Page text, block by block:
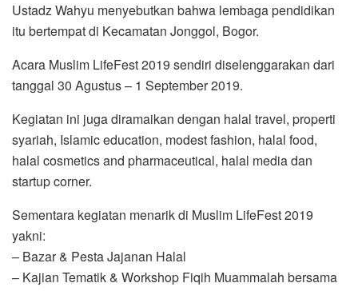
Ustadz Wahyu menyebutkan bahwa lembaga pendidikan
itu bertempat di Kecamatan Jonggol, Bogor.
Acara Muslim LifeFest 2019 sendiri diselenggarakan dari
tanggal 30 Agustus – 1 September 2019.
Kegiatan ini juga diramaikan dengan halal travel, properti
syariah, Islamic education, modest fashion, halal food,
halal cosmetics and pharmaceutical, halal media dan
startup corner.
Sementara kegiatan menarik di Muslim LifeFest 2019
yakni:
– Bazar & Pesta Jajanan Halal
– Kajian Tematik & Workshop Fiqih Muammalah bersama